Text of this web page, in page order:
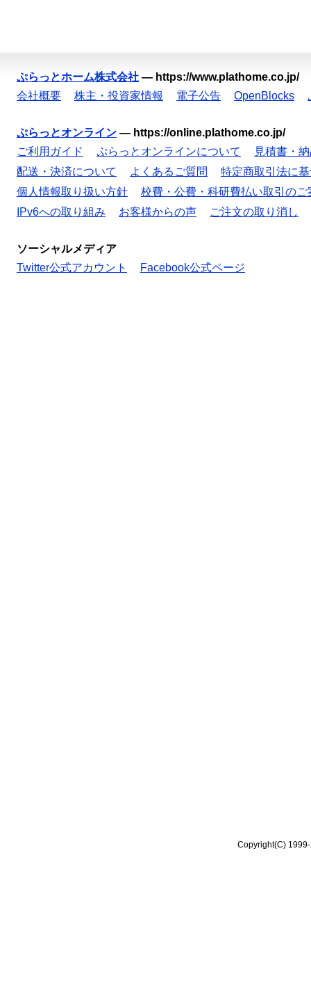
ぷらっとホーム株式会社 — https://www.plathome.co.jp/
会社概要
株主・投資家情報 電子公告 OpenBlocks
ぷらっとオンライン — https://online.plathome.co.jp/
ご利用ガイド
ぷらっとオンラインについて
見積書・
配送・決済について
よくあるご質問
特定商取引法に
個人情報取り扱い方針
校費・公費・科研費払い取引のご
IPv6への取り組み
お客様からの声 ご注文の取り消し
ソーシャルメディア
Twitter公式アカウント
Facebook公式ページ
Copyright(C)